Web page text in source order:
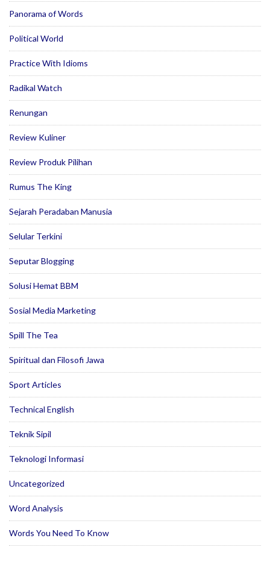
Panorama of Words
Political World
Practice With Idioms
Radikal Watch
Renungan
Review Kuliner
Review Produk Pilihan
Rumus The King
Sejarah Peradaban Manusia
Selular Terkini
Seputar Blogging
Solusi Hemat BBM
Sosial Media Marketing
Spill The Tea
Spiritual dan Filosofi Jawa
Sport Articles
Technical English
Teknik Sipil
Teknologi Informasi
Uncategorized
Word Analysis
Words You Need To Know